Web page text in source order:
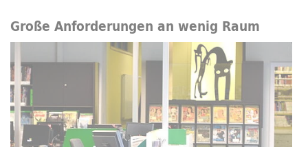
Große Anforderungen an wenig Raum